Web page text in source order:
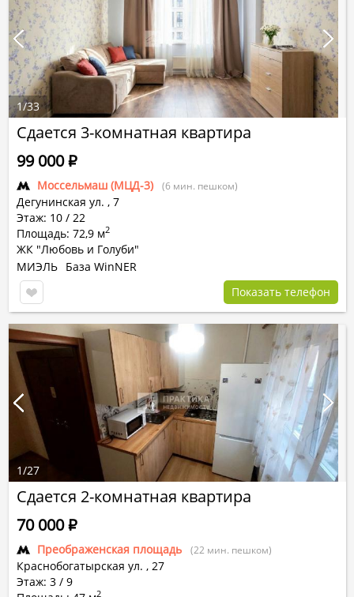
Сдается 3-комнатная квартира
Моссельмаш (МЦД-3) (6 мин. пешком)
Дегунинская ул. , 7
Этаж: 10 / 22
Площадь: 72,9 м2
ЖК "Любовь и Голуби"
99 000Р
МИЭЛЬ База WinNER
Показать телефон
1/33
Сдается 2-комнатная квартира
Преображенская площадь (22 мин. пешком)
Краснобогатырская ул. , 27
Этаж: 3 / 9
2
70 000Р
1/27